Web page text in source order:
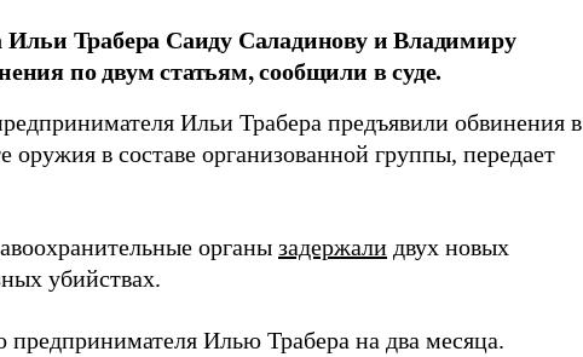
Ильи Трабера Саиду Саладинову и Владимиру
по двум статьям, сообщили в суде.
Ильи Трабера предъявили обвинения в
оружия в составе организованной группы, передает
органы задержали двух новых
убийствах.
предпринимателя Илью Трабера на два месяца.